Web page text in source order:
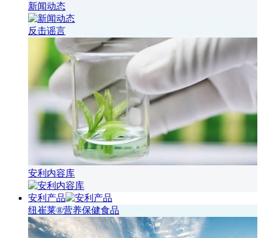
新闻动态
反击谣言
安利内容库
安利产品
纽崔莱®营养保健食品